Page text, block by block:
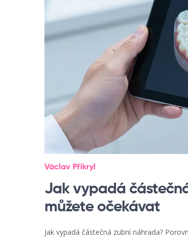
Václav Přikryl
Jak vypadá
můžete očekávat
Jak vypadá částečná zubní náhrada?